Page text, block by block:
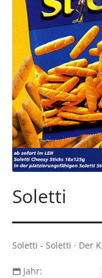
Soletti
Soletti - Soletti · Der
Jahr: